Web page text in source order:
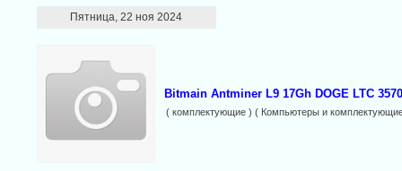
Пятница, 22 ноя 2024
Bitmain Antminer L9 17Gh DOGE LTC
( комплектующие ) ( Компьютеры и